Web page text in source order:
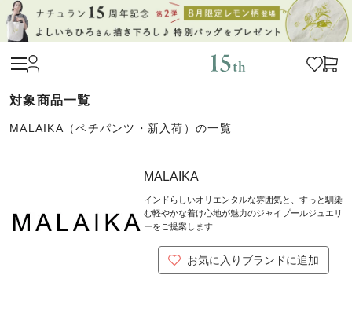
MALAIKA（ペチパンツ・新入荷）の一覧
MALAIKA
インドらしいオリエンタルな雰囲気と、すっと馴染
む軽やかな着け心地が魅力のジャイプールジュエリ
ーをご提案します
お気に入りブランドに追加